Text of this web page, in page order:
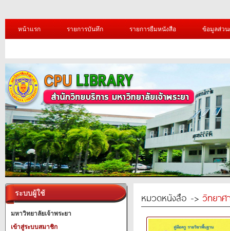
หน้าแรก รายการบันทึก รายการยืมหนังสือ ข้อมูลส่ว
ระบบผู้ใช้
มหาวิทยาลัยเจ้าพระยา
เข้าสู่ระบบสมาชิก
หมวดหนังสือ -> วิทยาศ